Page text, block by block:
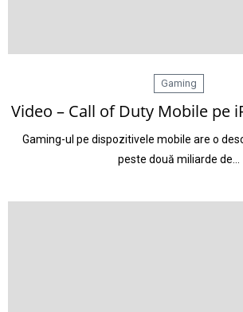
Gaming
Video – Call of Duty Mobile pe
Gaming-ul pe dispozitivele mobile are o
peste două miliarde de…